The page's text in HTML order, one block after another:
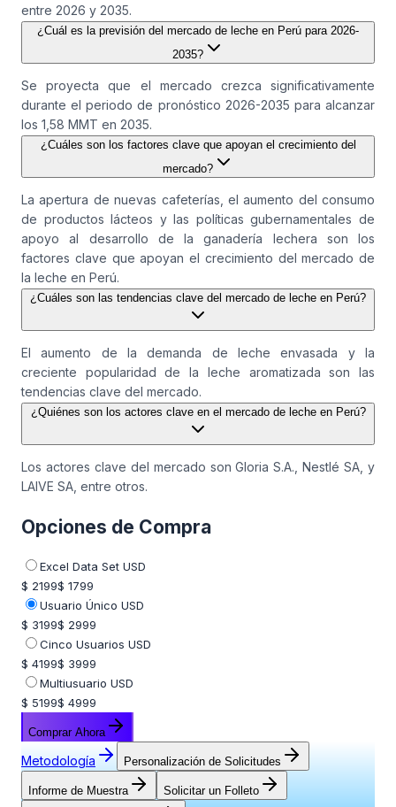
entre 2026 y 2035.
¿Cuál es la previsión del mercado de leche en Perú para 2026-
2035?
Se proyecta que el mercado crezca significativamente
durante el periodo de pronóstico 2026-2035 para alcanzar
los 1,58 MMT en 2035.
¿Cuáles son los factores clave que apoyan el crecimiento del
mercado?
La apertura de nuevas cafeterías, el aumento del consumo
de productos lácteos y las políticas gubernamentales de
apoyo al desarrollo de la ganadería lechera son los
factores clave que apoyan el crecimiento del mercado de
la leche en Perú.
¿Cuáles son las tendencias clave del mercado de leche en Perú?
El aumento de la demanda de leche envasada y la
creciente popularidad de la leche aromatizada son las
tendencias clave del mercado.
¿Quiénes son los actores clave en el mercado de leche en Perú?
Los actores clave del mercado son Gloria S.A., Nestlé SA, y
LAIVE SA, entre otros.
Opciones de Compra
Excel Data Set USD
$ 2199$ 1799
Usuario Único USD
$ 3199$ 2999
Cinco Usuarios USD
$ 4199$ 3999
Multiusuario USD
$ 5199$ 4999
Comprar Ahora
Metodología Personalización de Solicitudes
Informe de Muestra Solicitar un Folleto